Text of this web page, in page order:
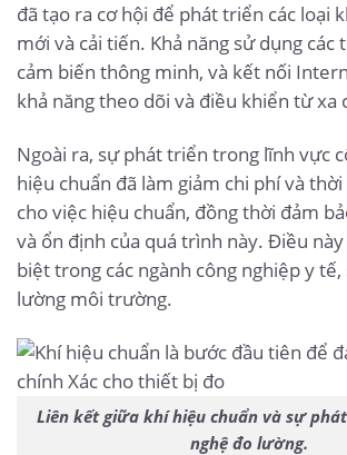
đã tạo ra cơ hội để phát triển các loại
mới và cải tiến. Khả năng sử dụng các
cảm biến thông minh, và kết nối
khả năng theo dõi và điều khiển từ xa
Ngoài ra, sự phát triển trong lĩnh vực
hiệu chuẩn đã làm giảm chi phí và
cho việc hiệu chuẩn, đồng thời đảm
và ổn định của quá trình này. Điều
biệt trong các ngành công nghiệp y
lường môi trường.
Liên kết giữa khí hiệu chuẩn và sự
nghệ đo lường.